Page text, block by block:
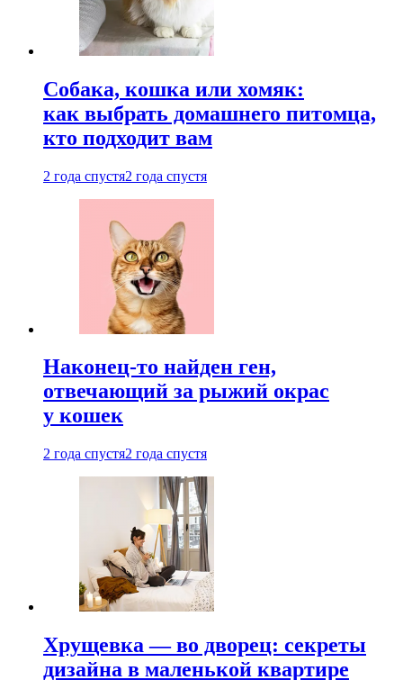
Собака, кошка или хомяк:
как выбрать домашнего питомца,
кто подходит вам
2 года спустя2 года спустя
Наконец-то найден ген,
отвечающий за рыжий окрас
у кошек
2 года спустя2 года спустя
Хрущевка — во дворец: секреты
дизайна в маленькой квартире